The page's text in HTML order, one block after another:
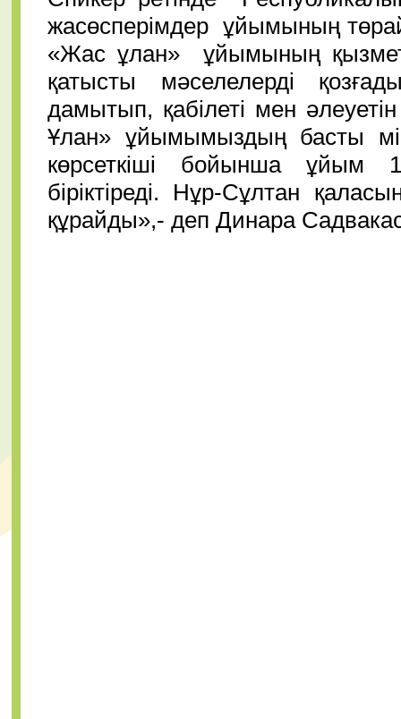
жасөсперімдер ұйымының
«Жас ұлан» ұйымының
қатысты мәселелерді
дамытып, қабілеті мен
Ұлан» ұйымымыздың басты
көрсеткіші бойынша ұйым
біріктіреді. Нұр-Сұлтан
құрайды»,- деп Динара